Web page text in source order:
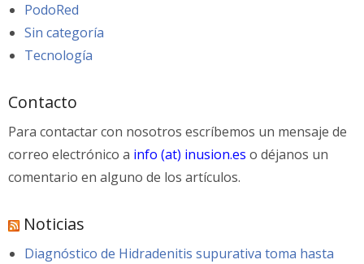
PodoRed
Sin categoría
Tecnología
Contacto
Para contactar con nosotros escríbemos un mensaje de
correo electrónico a info (at) inusion.es o déjanos un
comentario en alguno de los artículos.
Noticias
Diagnóstico de Hidradenitis supurativa toma hasta